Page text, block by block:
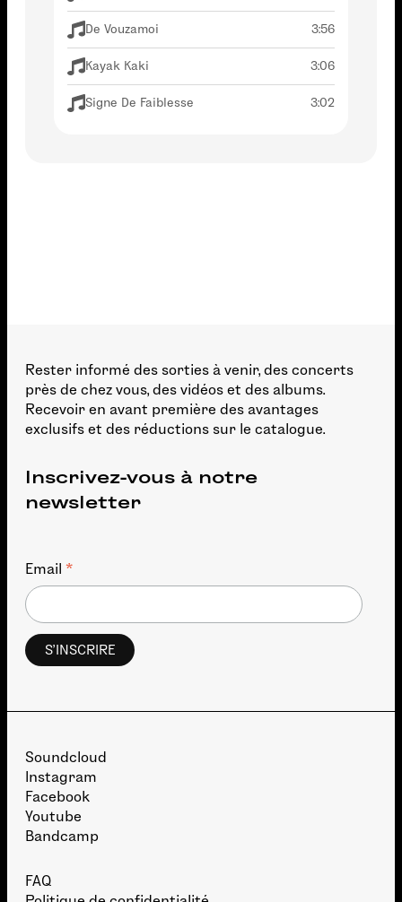
De Vouzamoi 3:56
Kayak Kaki 3:06
Signe De Faiblesse 3:02
Rester informé des sorties à venir, des concerts
près de chez vous, des vidéos et des albums.
Recevoir en avant première des avantages
exclusifs et des réductions sur le catalogue.
Inscrivez-vous à notre
newsletter
Email *
Soundcloud
Instagram
Facebook
Youtube
Bandcamp
FAQ